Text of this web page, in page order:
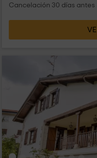
Cancelación 30 días antes